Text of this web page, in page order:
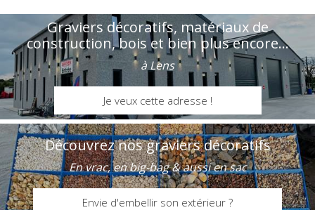
Graviers décoratifs, matériaux de
construction, bois et bien plus encore...
à Lens
Je veux cette adresse !
Découvrez nos graviers décoratifs
En vrac, en big-bag & aussi en sac
Envie d'embellir son extérieur ?